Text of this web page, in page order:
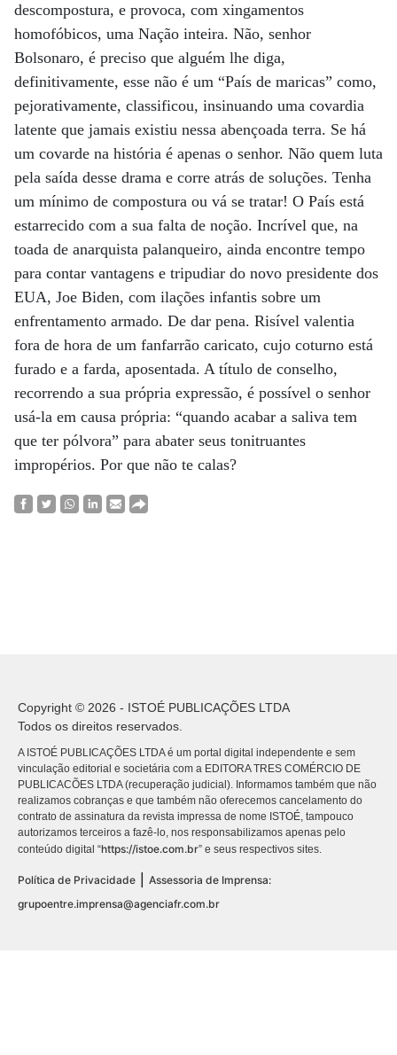
descompostura, e provoca, com xingamentos
homofóbicos, uma Nação inteira. Não, senhor
Bolsonaro, é preciso que alguém lhe diga,
definitivamente, esse não é um “País de maricas” como,
pejorativamente, classificou, insinuando uma covardia
latente que jamais existiu nessa abençoada terra. Se há
um covarde na história é apenas o senhor. Não quem luta
pela saída desse drama e corre atrás de soluções. Tenha
um mínimo de compostura ou vá se tratar! O País está
estarrecido com a sua falta de noção. Incrível que, na
toada de anarquista palanqueiro, ainda encontre tempo
para contar vantagens e tripudiar do novo presidente dos
EUA, Joe Biden, com ilações infantis sobre um
enfrentamento armado. De dar pena. Risível valentia
fora de hora de um fanfarrão caricato, cujo coturno está
furado e a farda, aposentada. A título de conselho,
recorrendo a sua própria expressão, é possível o senhor
usá-la em causa própria: “quando acabar a saliva tem
que ter pólvora” para abater seus tonitruantes
impropérios. Por que não te calas?
Copyright © 2026 - ISTOÉ PUBLICAÇÕES LTDA
Todos os direitos reservados.
A ISTOÉ PUBLICAÇÕES LTDA é um portal digital independente e sem
vinculação editorial e societária com a EDITORA TRES COMÉRCIO DE
PUBLICACÕES LTDA (recuperação judicial). Informamos também que não
realizamos cobranças e que também não oferecemos cancelamento do
contrato de assinatura da revista impressa de nome ISTOÉ, tampouco
autorizamos terceiros a fazê-lo, nos responsabilizamos apenas pelo
conteúdo digital “https://istoe.com.br” e seus respectivos sites.
Política de Privacidade
Assessoria de Imprensa:
grupoentre.imprensa@agenciafr.com.br